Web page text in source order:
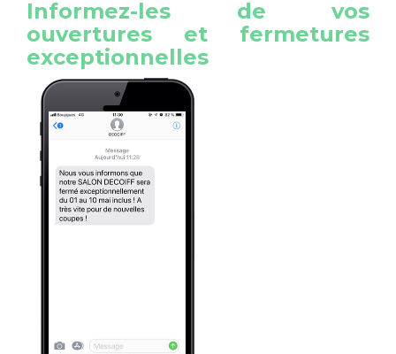
Informez-les de vos
ouvertures et fermetures
exceptionnelles